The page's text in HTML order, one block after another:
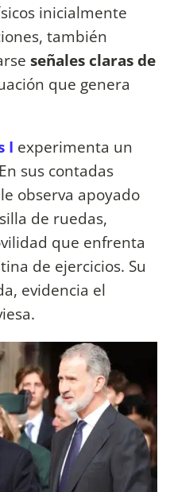
inicialmente
también
señales claras de
que genera
I experimenta un
sus contadas
observa apoyado
de ruedas,
que enfrenta
de ejercicios. Su
evidencia el